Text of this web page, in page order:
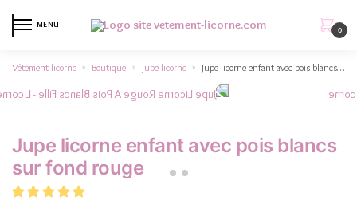
MENU
0
Vêtement licorne » Boutique » Jupe licorne » Jupe licorne enfant avec pois blancs sur fond rouge
Jupe licorne enfant avec pois blancs
sur fond rouge